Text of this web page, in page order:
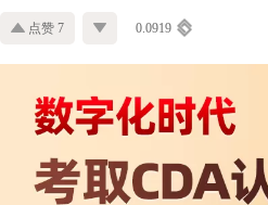
点赞 7 0.0919